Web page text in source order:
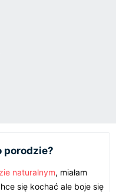
porodzie?
naturalnym, miałam
się kochać ale boje się